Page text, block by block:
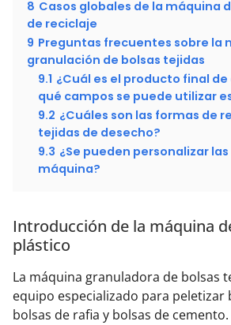
8 Casos globales de la máquina
de reciclaje
9 Preguntas frecuentes sobre la
granulación de bolsas tejidas
9.1 ¿Cuál es el producto final
qué campos se puede utilizar
9.2 ¿Cuáles son las formas de
tejidas de desecho?
9.3 ¿Se pueden personalizar
máquina?
Introducción de la máquina
plástico
La máquina granuladora de bolsas
equipo especializado para peletizar
bolsas de rafia y bolsas de cemento.